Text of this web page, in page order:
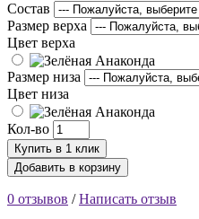
Состав
Размер верха
Цвет верха
Размер низа
Цвет низа
Кол-во
Купить в 1 клик
Добавить в корзину
0 отзывов /Написать отзыв